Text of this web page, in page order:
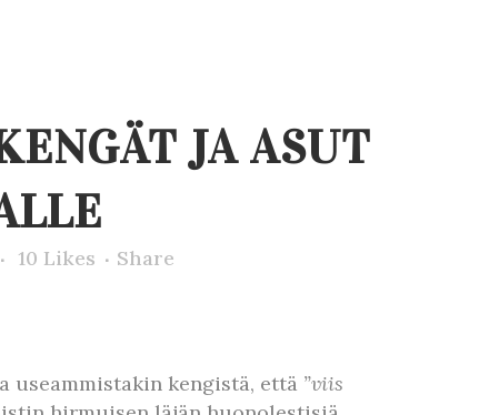
JA ASUT
10 Likes Share
useammistakin kengistä, että ”viis